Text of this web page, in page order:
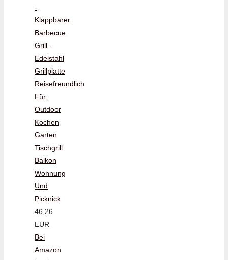
-
Klappbarer
Barbecue
Grill -
Edelstahl
Grillplatte
Reisefreundlich
Für
Outdoor
Kochen
Garten
Tischgrill
Balkon
Wohnung
Und
Picknick
46,26
EUR
Bei
Amazon